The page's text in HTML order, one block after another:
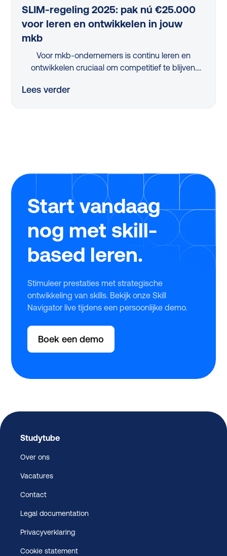
SLIM-regeling 2025: pak nú €25.000
voor leren en ontwikkelen in jouw
mkb
Voor mkb-ondernemers is continu leren en
ontwikkelen cruciaal om competitief te blijven.
flinke uitdaging. Dus, hoe pak je dit slim aan?
stress, snel en eenvoudig gebruikmaakt van deze
regeling.
Lees verder
Start vandaag
nog met skill-
based leren.
Stimuleer prestaties met strategische
ontwikkeling van skills. Bekijk onze Skill
Navigator live tijdens een persoonlijke demo.
Boek een demo
Studytube
Over ons
Vacatures
Contact
Legal documentation
Privacyverklaring
Cookie statement